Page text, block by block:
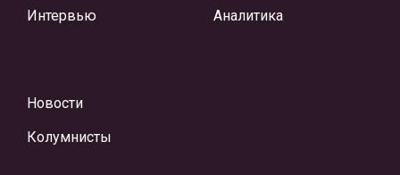
Интервью
Аналитика
Новости
Колумнисты